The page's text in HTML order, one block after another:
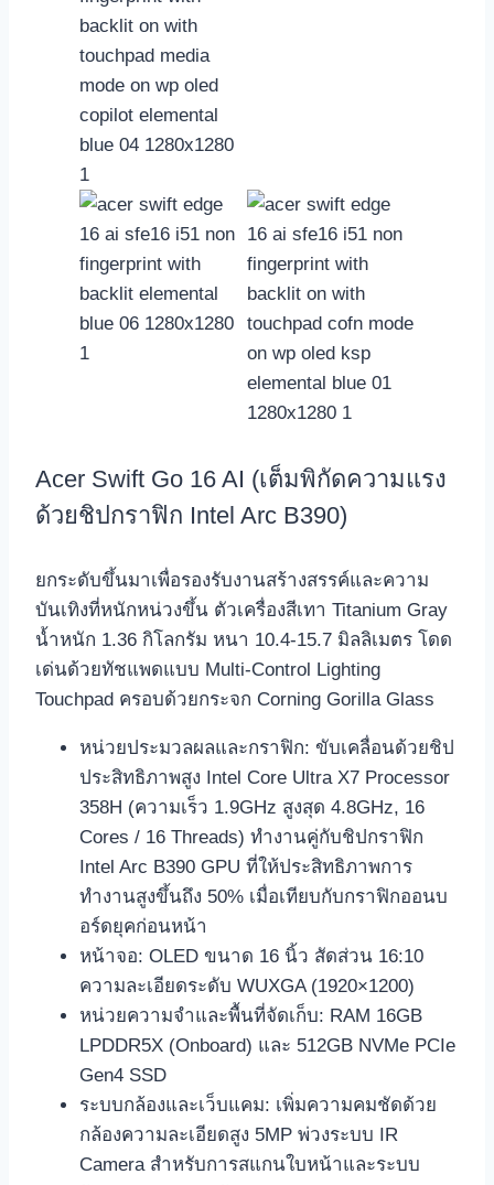
Acer Swift Go 16 AI (เต็มพิกัดความแรง
ด้วยชิปกราฟิก Intel Arc B390)
ยกระดับขึ้นมาเพื่อรองรับงานสร้างสรรค์และความ
บันเทิงที่หนักหน่วงขึ้น ตัวเครื่องสีเทา Titanium Gray
น้ำหนัก 1.36 กิโลกรัม หนา 10.4-15.7 มิลลิเมตร โดด
เด่นด้วยทัชแพดแบบ Multi-Control Lighting
Touchpad ครอบด้วยกระจก Corning Gorilla Glass
หน่วยประมวลผลและกราฟิก: ขับเคลื่อนด้วยชิป
ประสิทธิภาพสูง Intel Core Ultra X7 Processor
358H (ความเร็ว 1.9GHz สูงสุด 4.8GHz, 16
Cores / 16 Threads) ทำงานคู่กับชิปกราฟิก
Intel Arc B390 GPU ที่ให้ประสิทธิภาพการ
ทำงานสูงขึ้นถึง 50% เมื่อเทียบกับกราฟิกออนบ
อร์ดยุคก่อนหน้า
หน้าจอ: OLED ขนาด 16 นิ้ว สัดส่วน 16:10
ความละเอียดระดับ WUXGA (1920×1200)
หน่วยความจำและพื้นที่จัดเก็บ: RAM 16GB
LPDDR5X (Onboard) และ 512GB NVMe PCIe
Gen4 SSD
ระบบกล้องและเว็บแคม: เพิ่มความคมชัดด้วย
กล้องความละเอียดสูง 5MP พ่วงระบบ IR
Camera สำหรับการสแกนใบหน้าและระบบ